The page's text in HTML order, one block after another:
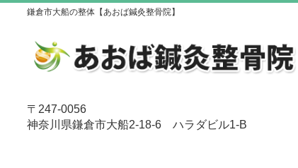
鎌倉市大船の整体【あおば鍼灸整骨院】
〒247-0056
神奈川県鎌倉市大船2-18-6 ハラダビル1-B